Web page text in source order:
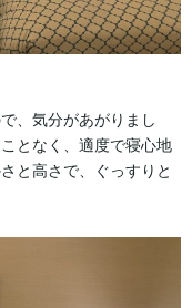
、気分があがりまし
となく、適度で寝心地
と高さで、ぐっすりと